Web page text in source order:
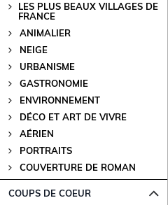
LES PLUS BEAUX VILLAGES DE
FRANCE
ANIMALIER
NEIGE
URBANISME
GASTRONOMIE
ENVIRONNEMENT
DÉCO ET ART DE VIVRE
AÉRIEN
PORTRAITS
COUVERTURE DE ROMAN
COUPS DE COEUR